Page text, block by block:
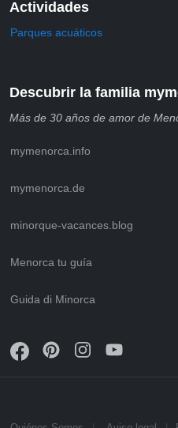
Actividades
Parques acuáticos
Descubrir la familia
Más de 30 años de amor de
mymenorca.info
mymenorca.de
minorque-vacances.blog
Menorca tu guía
Guida di Minorca